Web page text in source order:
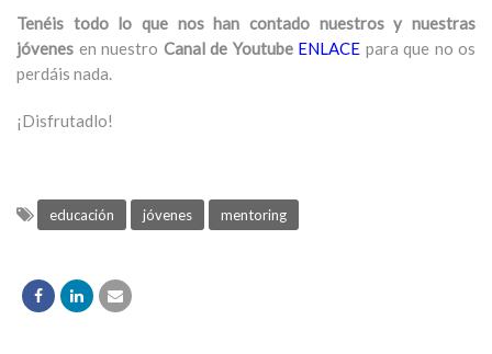
Tenéis todo lo que nos han contado nuestros y nuestras
jóvenes en nuestro Canal de Youtube ENLACE para que no os
perdáis nada.
¡Disfrutadlo!
educación jóvenes mentoring